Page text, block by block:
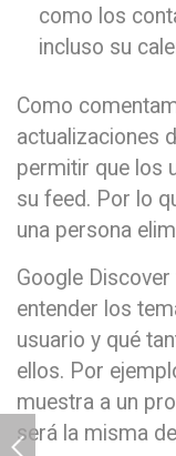
como los
incluso su
Como
actualizaciones
permitir que los
su feed. Por lo
una persona
Google
entender los
usuario y qué
ellos. Por
muestra a un
será la misma